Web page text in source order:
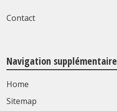
Contact
Navigation supplémentaire
Home
Sitemap